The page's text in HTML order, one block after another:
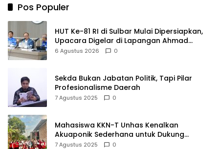
Pos Populer
HUT Ke-81 RI di Sulbar Mulai Dipersiapkan,
Upacara Digelar di Lapangan Ahmad
Kirang
6 Agustus 2026 0
Sekda Bukan Jabatan Politik, Tapi Pilar
Profesionalisme Daerah
7 Agustus 2025 0
Mahasiswa KKN-T Unhas Kenalkan
Akuaponik Sederhana untuk Dukung
Pangan Mandiri
7 Agustus 2025 0